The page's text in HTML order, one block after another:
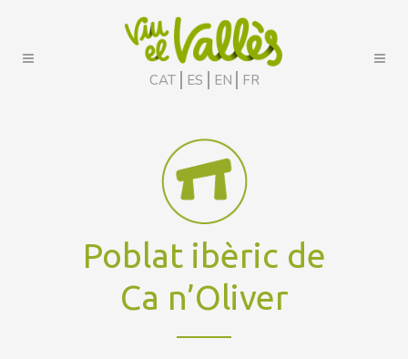
CAT ES EN FR
Poblat ibèric de
Ca n’Oliver